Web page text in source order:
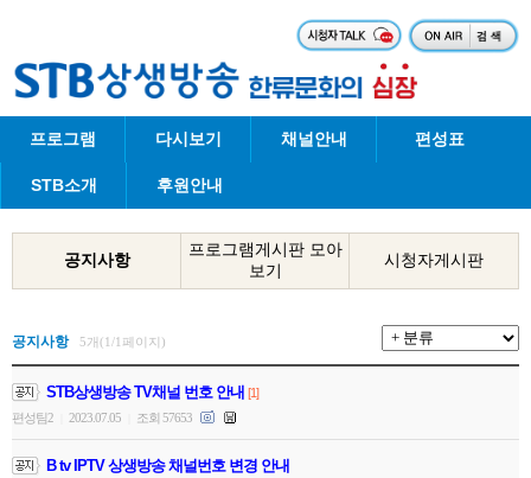
프로그램 다시보기 채널안내 편성표
STB소개 후원안내
공지사항
프로그램게시판 모아
보기
시청자게시판
공지사항 5개(1/1페이지)
STB상생방송 TV채널 번호 안내 [1]
편성팀2
2023.07.05 조회 57653
B tv IPTV 상생방송 채널번호 변경 안내